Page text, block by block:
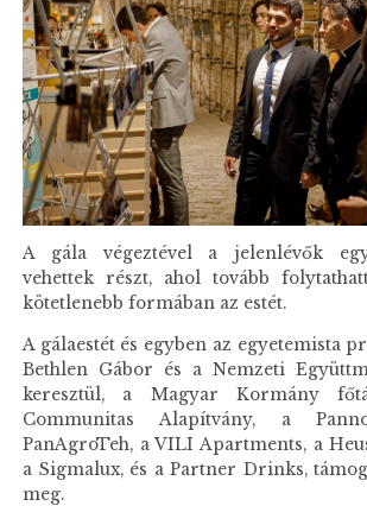
A gála végeztével a jelenlévők
vehettek részt, ahol tovább
kötetlenebb formában az estét.
A gálaestét és egyben az egyetemista
Bethlen Gábor és a Nemzeti
keresztül, a Magyar Kormány
Communitas Alapítvány, a
PanAgroTeh, a VILI Apartments, a
a Sigmalux, és a Partner Drinks,
meg.